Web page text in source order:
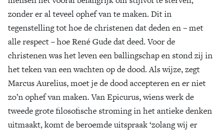
zonder er al teveel ophef van te maken. Dit in
tegenstelling tot hoe de christenen dat deden en – met
alle respect – hoe René Gude dat deed. Voor de
christenen was het leven een ballingschap en stond zij in
het teken van een wachten op de dood. Als wijze, zegt
Marcus Aurelius, moet je de dood accepteren en er niet
zo’n ophef van maken. Van Epicurus, wiens werk de
tweede grote filosofische stroming in het antieke denken
uitmaakt, komt de beroemde uitspraak ‘zolang wij er